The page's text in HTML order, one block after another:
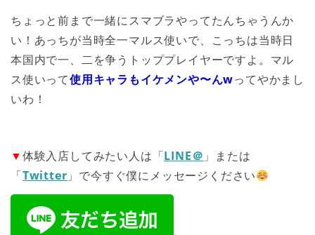
ちょっと前まで一緒にスマブラやってたんちゃうんか
い！あっちが当時全一マルス使いで、こっちは当時日
本国内で一、二を争うトッププレイヤーですよ。マル
ス使いって使用キャラもイケメンや〜んwってやかまし
いわ！
▼体験入店してみたい人は「LINE＠ 」または
「Twitter 」で今すぐ僕にメッセージください